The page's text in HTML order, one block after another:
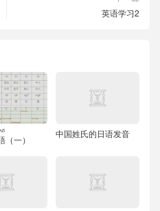
英语学习2
（一）
中国姓氏的日语发音